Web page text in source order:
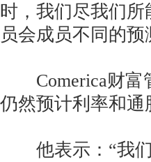
时，我们尽我们
员会成员不同的
Comerica财富
仍然预计利率和通
他表示：“我们